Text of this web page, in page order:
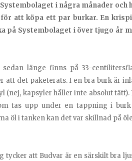
i några månader och
att köpa ett par burkar. En
på Systembolaget i över tjugo år
länge finns på 33-
att det paketerats. I en bra burk är
(nej, kapsyler håller inte absolut tätt).
tas upp under en tappning i
öl i tanken kan det var skillnad på
tycker att Budvar är en särskilt bra